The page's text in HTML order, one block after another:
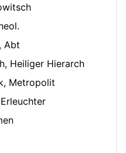
Abt
Heiliger Hierarch
Metropolit